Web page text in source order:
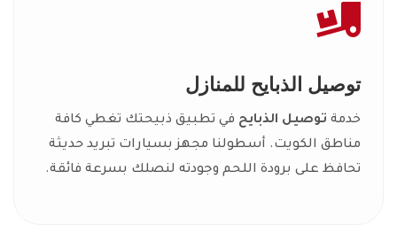
توصيل الذبايح للمنازل
خدمة توصيل الذبايح في تطبيق ذبيحتك تغطي كافة
مناطق الكويت. أسطولنا مجهز بسيارات تبريد حديثة
تحافظ على برودة اللحم وجودته لنصلك بسرعة فائقة.